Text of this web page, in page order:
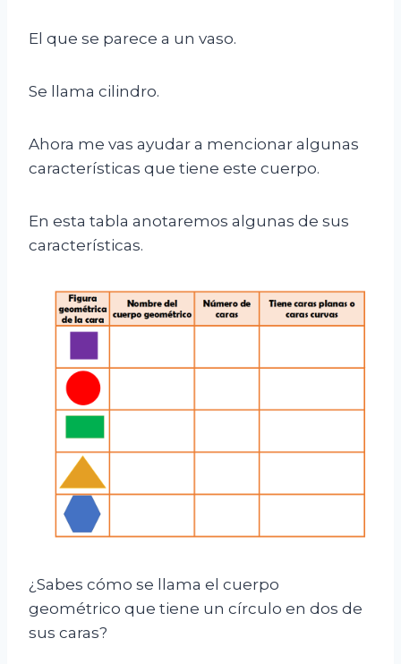
El que se parece a un vaso.
Se llama cilindro.
Ahora me vas ayudar a mencionar algunas
características que tiene este cuerpo.
En esta tabla anotaremos algunas de sus
características.
¿Sabes cómo se llama el cuerpo
geométrico que tiene un círculo en dos de
sus caras?